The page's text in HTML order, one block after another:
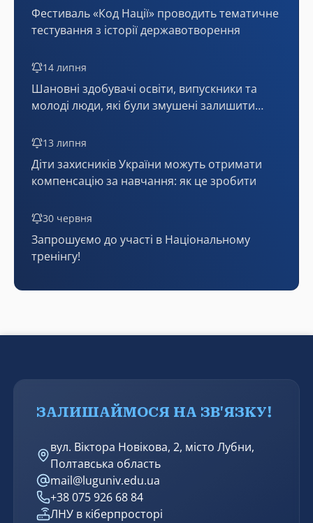
Фестиваль «Код Нації» проводить тематичне
тестування з історії державотворення
14 липня
Шановні здобувачі освіти, випускники та
молоді люди, які були змушені залишити
статус внутрішньо переміщених осіб!
13 липня
Діти захисників України можуть отримати
компенсацію за навчання: як це зробити
30 червня
Запрошуємо до участі в Національному
тренінгу!
ЗАЛИШАЙМОСЯ НА ЗВ'ЯЗКУ!
вул. Віктора Новікова, 2, місто Лубни,
Полтавська область
mail@luguniv.edu.ua
+38 075 926 68 84
ЛНУ в кіберпросторі